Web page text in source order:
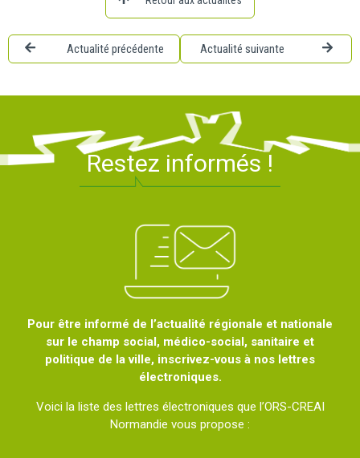
Actualité précédente Actualité suivante
Restez informés !
Pour être informé de l’actualité régionale et nationale
sur le champ social, médico-social, sanitaire et
politique de la ville, inscrivez-vous à nos lettres
électroniques.
Voici la liste des lettres électroniques que l’ORS-CREAI
Normandie vous propose :